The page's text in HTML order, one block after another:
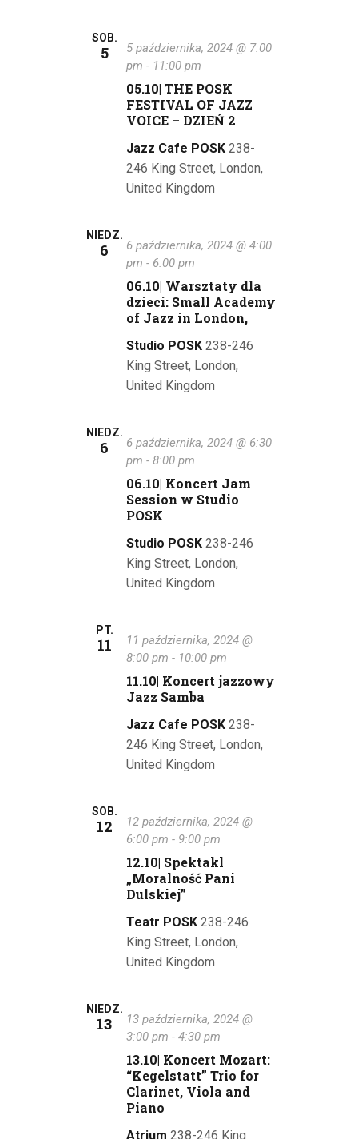
w
y
s
z
u
i
a
n
i
w
i
d
o
k
c
h
SOB.
5
05.10| THE POSK
FESTIVAL OF JAZZ
VOICE – DZIEŃ 2
5 października, 2024 @ 7:00
pm - 11:00 pm
Jazz Cafe POSK 238-
246 King Street, London,
United Kingdom
NIEDZ.
6
06.10| Warsztaty dla
dzieci: Small Academy
of Jazz in London,
6 października, 2024 @ 4:00
pm - 6:00 pm
Studio POSK 238-246
King Street, London,
United Kingdom
NIEDZ.
6
06.10| Koncert Jam
Session w Studio
POSK
6 października, 2024 @ 6:30
pm - 8:00 pm
Studio POSK 238-246
King Street, London,
United Kingdom
PT.
11
11.10| Koncert jazzowy
Jazz Samba
11 października, 2024 @
8:00 pm - 10:00 pm
Jazz Cafe POSK 238-
246 King Street, London,
United Kingdom
SOB.
12
12.10| Spektakl
„Moralność Pani
Dulskiej”
12 października, 2024 @
6:00 pm - 9:00 pm
Teatr POSK 238-246
King Street, London,
United Kingdom
NIEDZ.
13
13.10| Koncert Mozart:
“Kegelstatt” Trio for
Clarinet, Viola and
Piano
13 października, 2024 @
3:00 pm - 4:30 pm
Atrium 238-246 King